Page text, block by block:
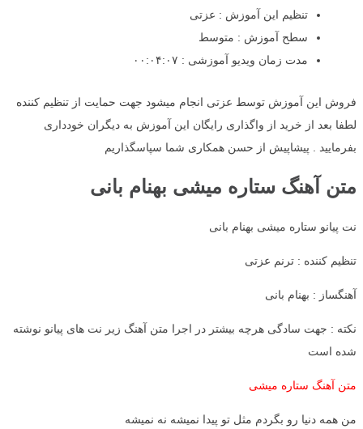
تنظیم این آموزش : عزتی
سطح آموزش : متوسط
مدت زمان ویدیو آموزشی : ۰۰:۰۴:۰۷
فروش این آموزش توسط عزتی انجام میشود جهت حمایت از تنظیم کننده
لطفا بعد از خرید از واگذاری رایگان این آموزش به دیگران خودداری
بفرمایید . پیشاپیش از حسن همکاری شما سپاسگذاریم
متن آهنگ ستاره میشی بهنام بانی
نت پیانو ستاره میشی بهنام بانی
تنظیم کننده : ترنم عزتی
آهنگساز : بهنام بانی
نکته : جهت سادگی هرچه بیشتر در اجرا متن آهنگ زیر نت های پیانو نوشته
شده است
متن آهنگ ستاره میشی
من همه دنیا رو بگردم مثل تو پیدا نمیشه نه نمیشه